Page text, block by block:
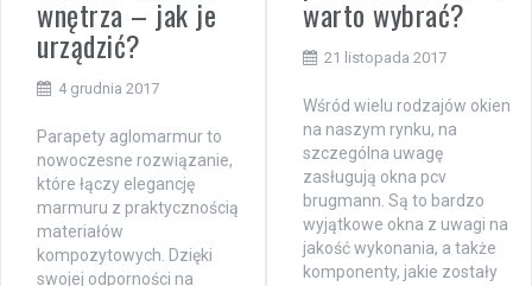
wnętrza – jak je
urządzić?
4 grudnia 2017
Parapety aglomarmur to
nowoczesne rozwiązanie,
które łączy elegancję
marmuru z praktycznością
materiałów
kompozytowych. Dzięki
swojej odporności na
warto wybrać?
21 listopada 2017
Wśród wielu rodzajów okien
na naszym rynku, na
szczególna uwagę
zasługują okna pcv
brugmann. Są to bardzo
wyjątkowe okna z uwagi na
jakość wykonania, a także
komponenty, jakie zostały